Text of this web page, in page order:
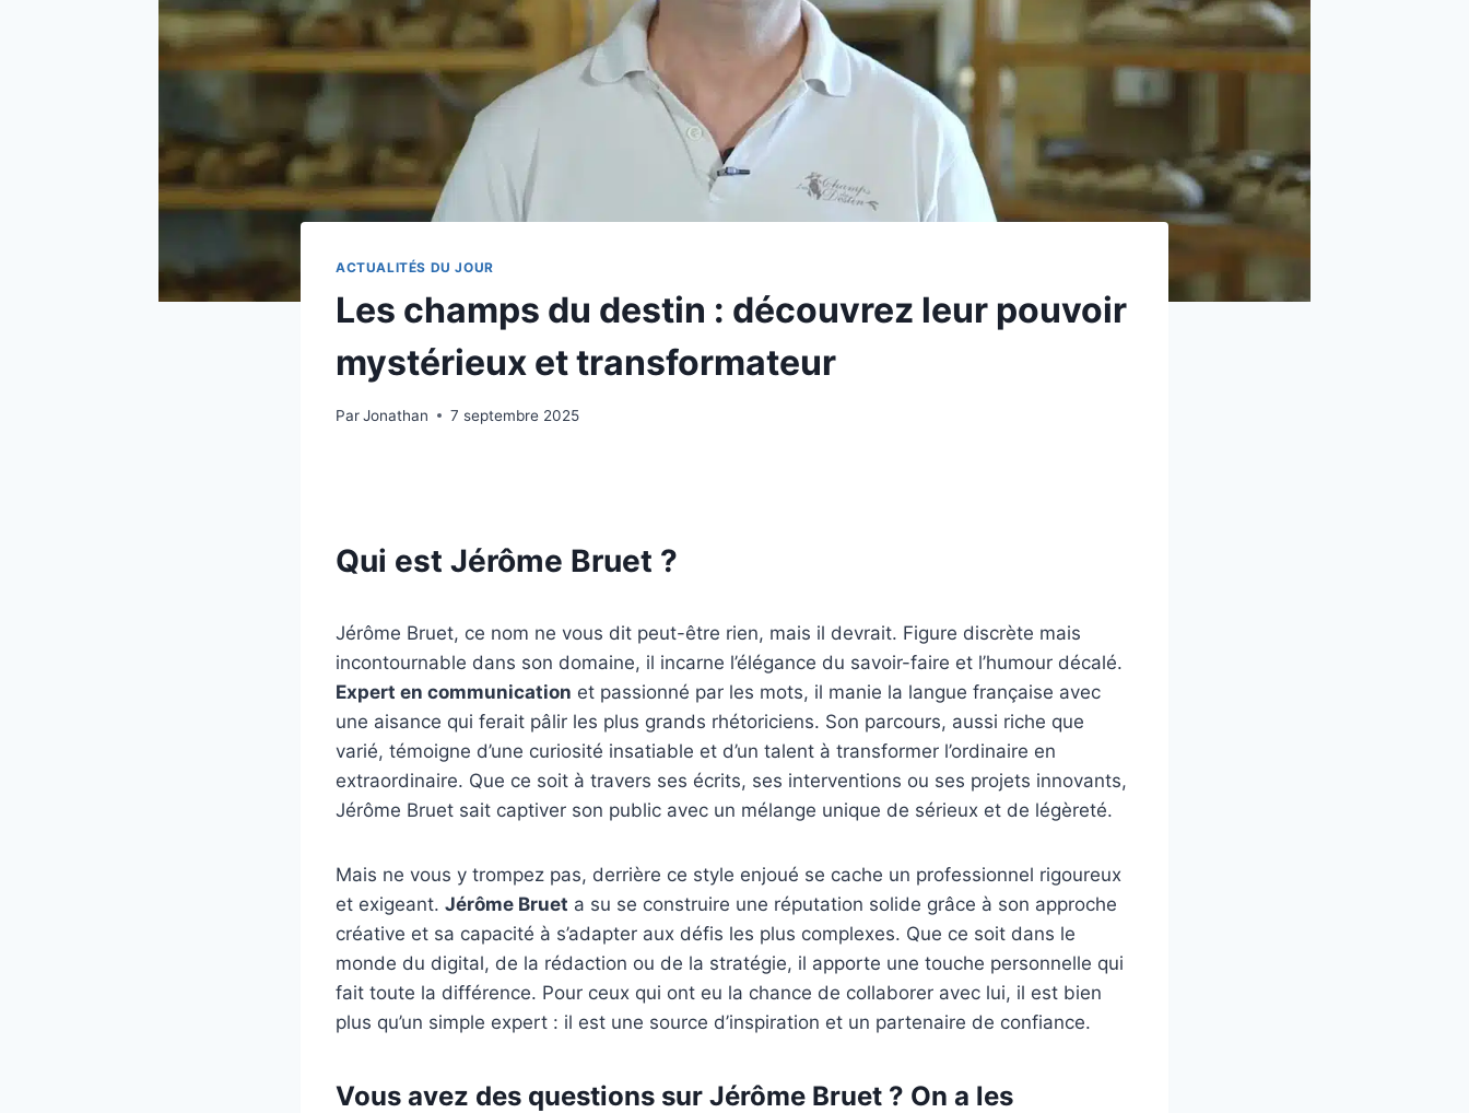
ACTUALITÉS DU JOUR
Les champs du destin : découvrez leur pouvoir
mystérieux et transformateur
ParJonathan 7 septembre 2025
Qui est Jérôme Bruet ?
Jérôme Bruet, ce nom ne vous dit peut-être rien, mais il devrait. Figure discrète mais
incontournable dans son domaine, il incarne l’élégance du savoir-faire et l’humour décalé.
Expert en communication et passionné par les mots, il manie la langue française avec
une aisance qui ferait pâlir les plus grands rhétoriciens. Son parcours, aussi riche que
varié, témoigne d’une curiosité insatiable et d’un talent à transformer l’ordinaire en
extraordinaire. Que ce soit à travers ses écrits, ses interventions ou ses projets innovants,
Jérôme Bruet sait captiver son public avec un mélange unique de sérieux et de légèreté.
Mais ne vous y trompez pas, derrière ce style enjoué se cache un professionnel rigoureux
et exigeant. Jérôme Bruet a su se construire une réputation solide grâce à son approche
créative et sa capacité à s’adapter aux défis les plus complexes. Que ce soit dans le
monde du digital, de la rédaction ou de la stratégie, il apporte une touche personnelle qui
fait toute la différence. Pour ceux qui ont eu la chance de collaborer avec lui, il est bien
plus qu’un simple expert : il est une source d’inspiration et un partenaire de confiance.
Vous avez des questions sur Jérôme Bruet ? On a les